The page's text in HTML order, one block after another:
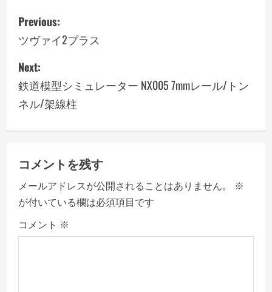
P
o
s
t
n
v
i
g
a
Previous:
ツヴァイ2プラス
Next:
鉄道模型シミュレーター NX005 7mmレール/トン
ネル/架線柱
コメントを残す
メールアドレスが公開されることはありません。
※
が付いている欄は必須項目です
コメント ※